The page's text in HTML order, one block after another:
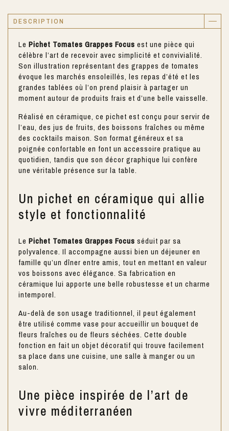
DESCRIPTION
Le Pichet Tomates Grappes Focus est une pièce qui
célèbre l’art de recevoir avec simplicité et convivialité.
Son illustration représentant des grappes de tomates
évoque les marchés ensoleillés, les repas d’été et les
grandes tablées où l’on prend plaisir à partager un
moment autour de produits frais et d’une belle vaisselle.
Réalisé en céramique, ce pichet est conçu pour servir de
l’eau, des jus de fruits, des boissons fraîches ou même
des cocktails maison. Son format généreux et sa
poignée confortable en font un accessoire pratique au
quotidien, tandis que son décor graphique lui confère
une véritable présence sur la table.
Un pichet en céramique qui allie
style et fonctionnalité
Le Pichet Tomates Grappes Focus séduit par sa
polyvalence. Il accompagne aussi bien un déjeuner en
famille qu’un dîner entre amis, tout en mettant en valeur
vos boissons avec élégance. Sa fabrication en
céramique lui apporte une belle robustesse et un charme
intemporel.
Au-delà de son usage traditionnel, il peut également
être utilisé comme vase pour accueillir un bouquet de
fleurs fraîches ou de fleurs séchées. Cette double
fonction en fait un objet décoratif qui trouve facilement
sa place dans une cuisine, une salle à manger ou un
salon.
Une pièce inspirée de l’art de
vivre méditerranéen